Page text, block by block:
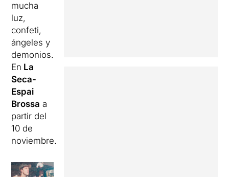
mucha
luz,
confeti,
ángeles y
demonios.
En La
Seca-
Espai
Brossa a
partir del
10de
noviembre.